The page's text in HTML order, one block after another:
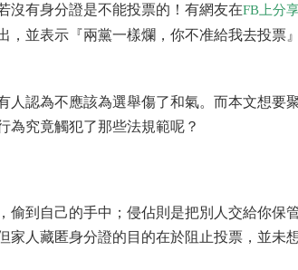
沒有身分證是不能投票的！有網友在FB上分
並表示『兩黨一樣爛，你不准給我去投票
認為不應該為選舉傷了和氣。而本文想要
為究竟觸犯了那些法規範呢？
到自己的手中；侵佔則是把別人交給你保
人藏匿身分證的目的在於阻止投票，並未